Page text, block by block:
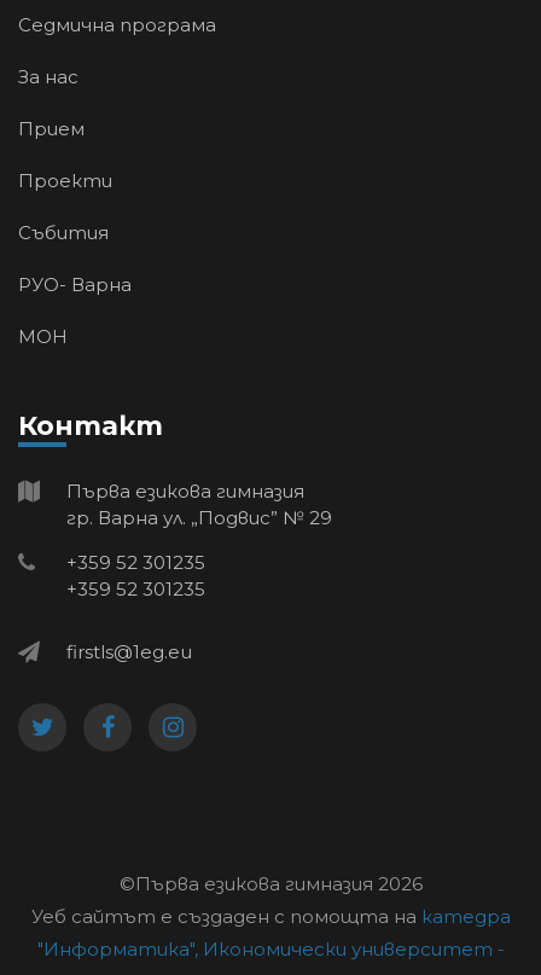
Седмична програма
За нас
Прием
Проекти
Събития
РУО- Варна
МОН
Контакт
Първа езикова гимназия
гр. Варна ул. „Подвис” № 29
+359 52 301235
+359 52 301235
firstls@1eg.eu
©Първа езикова гимназия 2026
Уеб сайтът е създаден с помощта на катедра
"Информатика", Икономически университет -